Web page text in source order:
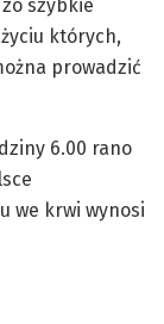
szybkie
których,
prowadzić
6.00 rano
we krwi wynosi